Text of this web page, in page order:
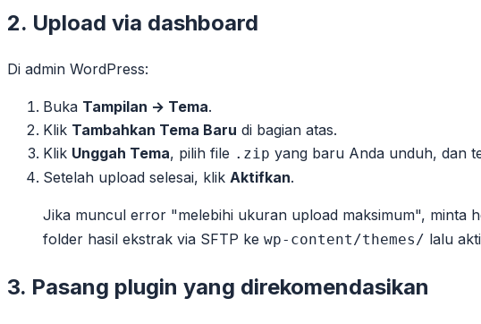
2. Upload via dashboard
Di admin WordPress:
Buka Tampilan → Tema.
Klik Tambahkan Tema Baru di bagian atas.
Klik Unggah Tema, pilih file .zip yang baru Anda unduh, dan
Setelah upload selesai, klik Aktifkan.
Jika muncul error "melebihi ukuran upload maksimum", minta
folder hasil ekstrak via SFTP ke wp-content/themes/ lalu
3. Pasang plugin yang direkomendasikan